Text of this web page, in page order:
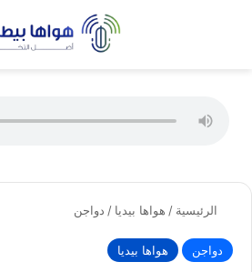
الرئيسية / هواها بيديا / دواجن
دواجن هواها بيديا